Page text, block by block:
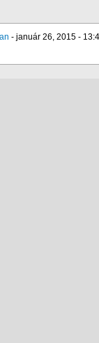
- január 26, 2015 -